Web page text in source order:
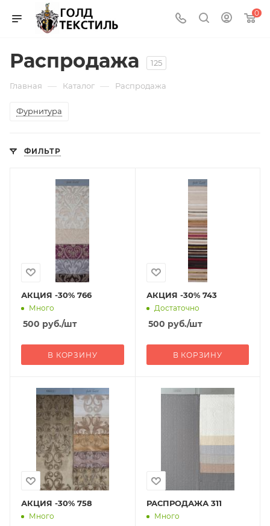
0
Распродажа 125
Главная — Каталог — Распродажа
Фурнитура
ФИЛЬТР
АКЦИЯ -30% 766
Много
500 руб./шт
В КОРЗИНУ
АКЦИЯ -30% 743
Достаточно
500 руб./шт
В КОРЗИНУ
АКЦИЯ -30% 758
Много
РАСПРОДАЖА 311
Много